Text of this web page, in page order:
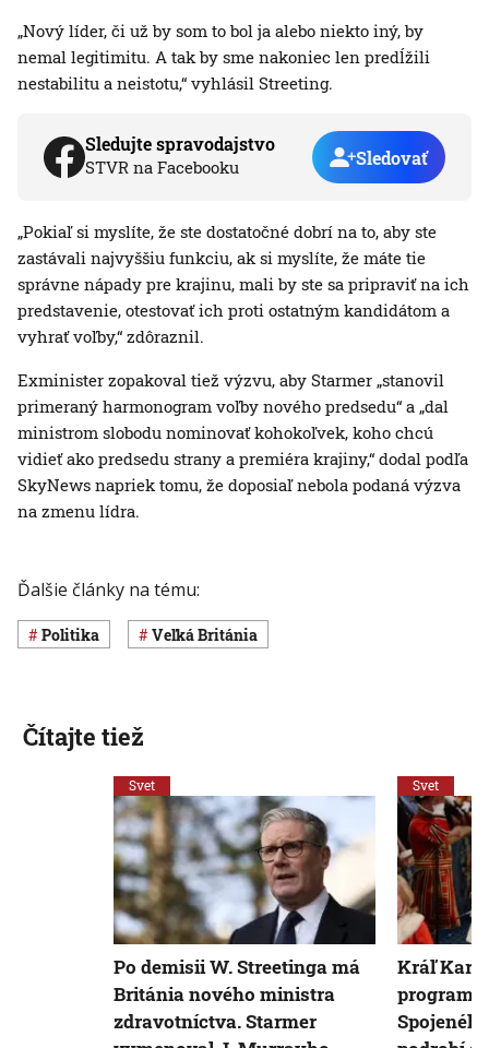
„Nový líder, či už by som to bol ja alebo niekto iný, by
nemal legitimitu. A tak by sme nakoniec len predĺžili
nestabilitu a neistotu,“ vyhlásil Streeting.
Sledujte spravodajstvo
STVR na Facebooku Sledovať
„Pokiaľ si myslíte, že ste dostatočné dobrí na to, aby ste
zastávali najvyššiu funkciu, ak si myslíte, že máte tie
správne nápady pre krajinu, mali by ste sa pripraviť na ich
predstavenie, otestovať ich proti ostatným kandidátom a
vyhrať voľby,“ zdôraznil.
Exminister zopakoval tiež výzvu, aby Starmer „stanovil
primeraný harmonogram voľby nového predsedu“ a „dal
ministrom slobodu nominovať kohokoľvek, koho chcú
vidieť ako predsedu strany a premiéra krajiny,“ dodal podľa
SkyNews napriek tomu, že doposiaľ nebola podaná výzva
na zmenu lídra.
Ďalšie články na tému:
Politika Veľká Británia
Čítajte tiež
Svet
Po demisii W. Streetinga má
Británia nového ministra
zdravotníctva. Starmer
Svet
Kráľ
program